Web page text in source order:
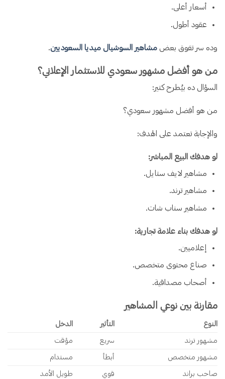
أسعار أعلى.
عقود أطول.
وده سر تفوق بعض مشاهير السوشيال ميديا السعوديين.
من هو أفضل مشهور سعودي للاستثمار الإعلاني؟
السؤال ده بيُطرح كتير:
من هو أفضل مشهور سعودي؟
والإجابة تعتمد على الهدف:
لو هدفك البيع المباشر:
مشاهير لايف ستايل.
مشاهير ترند.
مشاهير سناب شات.
لو هدفك بناء علامة تجارية:
إعلاميين.
صناع محتوى متخصص.
أصحاب مصداقية.
مقارنة بين نوعي المشاهير
النوع التأثير الدخل
مشهور ترند سريع مؤقت
مشهور متخصص أبطأ مستدام
صاحب براند قوي طويل الأمد